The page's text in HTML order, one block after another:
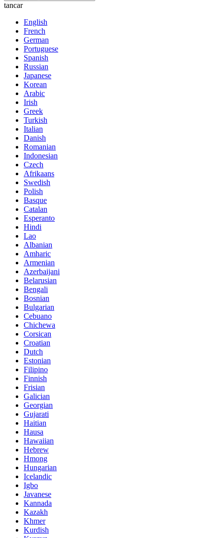
tancar
English
French
German
Portuguese
Spanish
Russian
Japanese
Korean
Arabic
Irish
Greek
Turkish
Italian
Danish
Romanian
Indonesian
Czech
Afrikaans
Swedish
Polish
Basque
Catalan
Esperanto
Hindi
Lao
Albanian
Amharic
Armenian
Azerbaijani
Belarusian
Bengali
Bosnian
Bulgarian
Cebuano
Chichewa
Corsican
Croatian
Dutch
Estonian
Filipino
Finnish
Frisian
Galician
Georgian
Gujarati
Haitian
Hausa
Hawaiian
Hebrew
Hmong
Hungarian
Icelandic
Igbo
Javanese
Kannada
Kazakh
Khmer
Kurdish